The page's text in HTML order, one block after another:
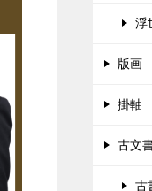
浮
版画
掛軸
古文
古